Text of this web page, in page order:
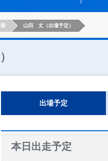
山田 丈（出場予定）
出場予定
本日出走予定